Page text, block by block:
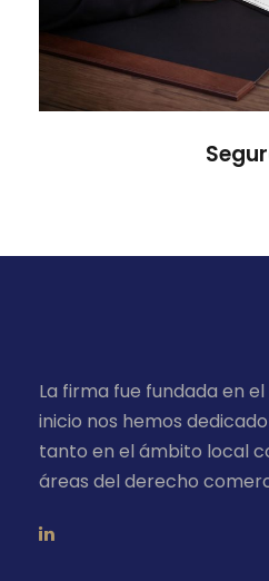
La firma fue fundada en el
inicio nos hemos
tanto en el ámbito local
áreas del derecho